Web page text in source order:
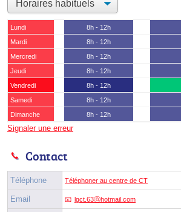
Lundi 8h - 12h
Mardi
8h - 12h
Mercredi
8h - 12h
Jeudi
8h - 12h
Vendredi
8h - 12h
Samedi
8h - 12h
Dimanche
8h - 12h
Signaler une erreur
Contact
Téléphone Téléphoner au centre de CT
Email lgct.63ⓐhotmail.com